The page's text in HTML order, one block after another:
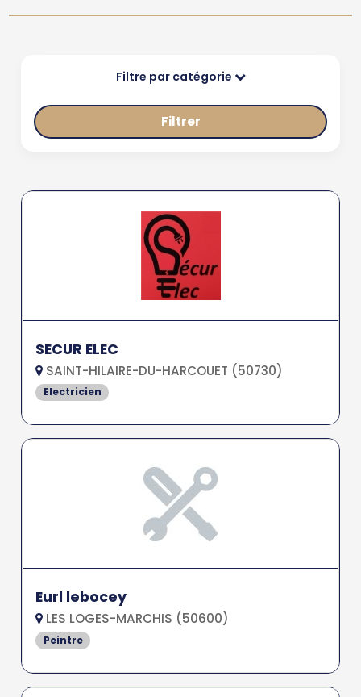
Filtre par catégorie
Filtrer
SECUR ELEC
SAINT-HILAIRE-DU-HARCOUET (50730)
Electricien
Eurl lebocey
LES LOGES-MARCHIS (50600)
Peintre